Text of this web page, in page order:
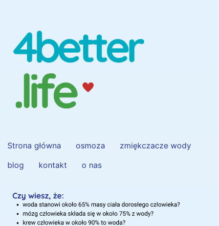
Strona główna osmoza
zmiękczacze wody
blog
kontakt o nas